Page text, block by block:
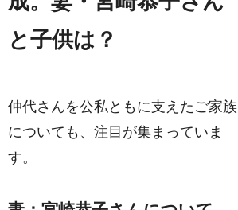
と子供は？
仲代さんを公私ともに支えたご家族
についても、注目が集まっていま
す。